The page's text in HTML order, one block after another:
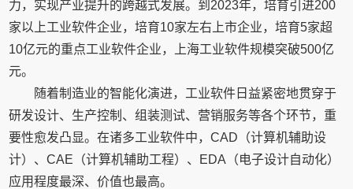
力，实现产业提升的跨越式发展。到2023年，培育引进200
家以上工业软件企业，培育10家左右上市企业，培育5家超
10亿元的重点工业软件企业，上海工业软件规模突破500亿
元。
随着制造业的智能化演进，工业软件日益紧密地贯穿于
研发设计、生产控制、组装测试、营销服务等各个环节，重
要性愈发凸显。在诸多工业软件中，CAD（计算机辅助设
计）、CAE（计算机辅助工程）、EDA（电子设计自动化）
应用程度最深、价值也最高。